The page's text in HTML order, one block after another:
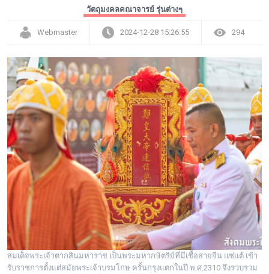
วัตถุมงคลคณาจารย์ รุ่นต่างๆ
Webmaster 2024-12-28 15:26:55 294
สมเด็จพระเจ้าตากสินมหาราช เป็นพระมหากษัตริย์ที่มีเชื้อสายจีน แซ่แต้ เข้า
รับราชการตั้งแต่สมัยพระเจ้าบรมโกษ ครั้นกรุงแตกในปี พ.ศ.2310 จึงรวบรวม